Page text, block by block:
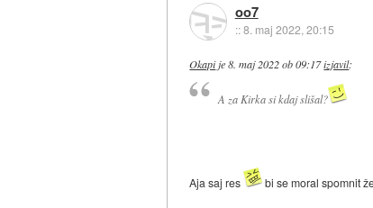
oo7
::8. maj 2022, 20:15
Okapije8. maj 2022 ob 09:17izjavil:
A za Kirka si kdaj slišal?
Aja saj res bi se moral spomnit